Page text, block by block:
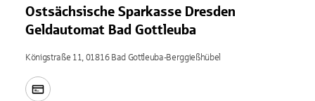
Ostsächsische Sparkasse Dresden
Geldautomat Bad Gottleuba
Königstraße 11, 01816 Bad Gottleuba-Berggießhübel